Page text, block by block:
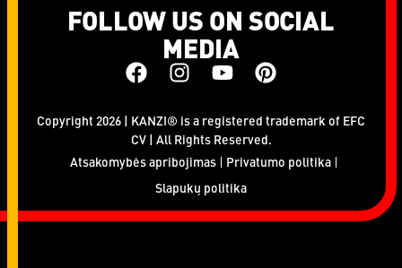
FOLLOW US ON SOCIAL
MEDIA
Copyright 2026 | KANZI® is a registered trademark of EFC
CV | All Rights Reserved.
Atsakomybės apribojimas Privatumo politika
Slapukų politika